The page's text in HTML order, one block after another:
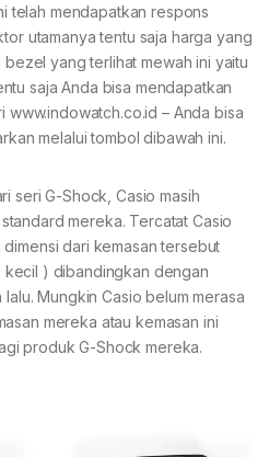
telah mendapatkan respons
utamanya tentu saja harga yang
yang terlihat mewah ini yaitu
saja Anda bisa mendapatkan
– Anda bisa
melalui tombol dibawah ini.
seri G-Shock, Casio masih
mereka. Tercatat Casio
dari kemasan tersebut
kecil ) dibandingkan dengan
Mungkin Casio belum merasa
mereka atau kemasan ini
produk G-Shock mereka.